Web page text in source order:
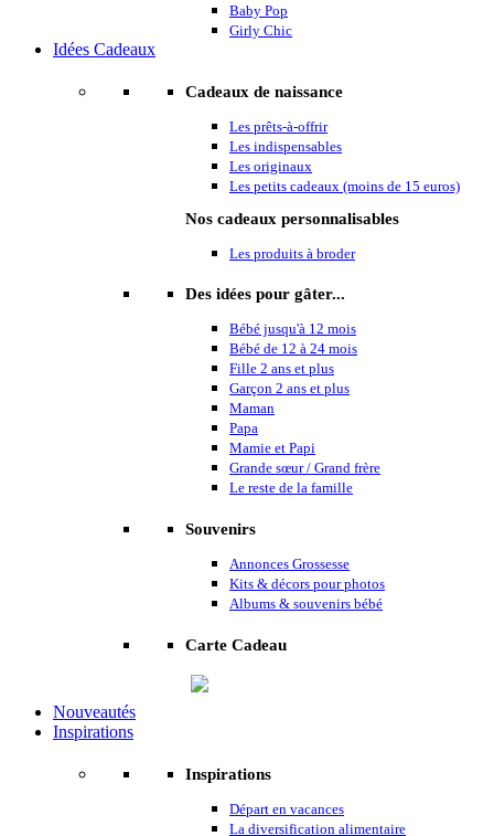
Baby Pop
Girly Chic
Idées Cadeaux
Cadeaux de naissance
Les prêts-à-offrir
Les indispensables
Les originaux
Les petits cadeaux (moins de 15 euros)
Nos cadeaux personnalisables
Les produits à broder
Des idées pour gâter...
Bébé jusqu'à 12 mois
Bébé de 12 à 24 mois
Fille 2 ans et plus
Garçon 2 ans et plus
Maman
Papa
Mamie et Papi
Grande sœur / Grand frère
Le reste de la famille
Souvenirs
Annonces Grossesse
Kits & décors pour photos
Albums & souvenirs bébé
Carte Cadeau
Nouveautés
Inspirations
Inspirations
Départ en vacances
La diversification alimentaire